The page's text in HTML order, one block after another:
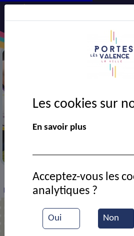
> VIE MUNICIPALE >
Noël du rugby
Les cookies sur
En savoir plus
Oui Non
Acceptez-vous les
analytiques ?